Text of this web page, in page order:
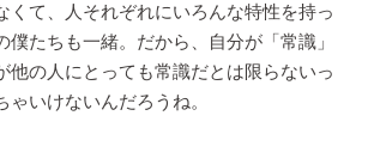
くて、人それぞれにいろんな特性を持っ
僕たちも一緒。だから、自分が「常識」
他の人にとっても常識だとは限らないっ
いけないんだろうね。